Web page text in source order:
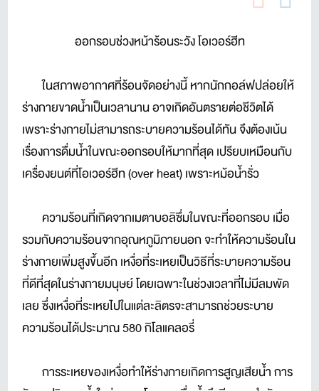
ออกรอบช่วงหน้าร้อนระวัง โอเวอร์ฮีท
ในสภาพอากาศที่ร้อนจัดอย่างนี้ หากนักกอล์ฟปล่อยให้
ร่างกายขาดน้ำเป็นเวลานาน อาจเกิดอันตรายต่อชีวิตได้
เพราะร่างกายไม่สามารถระบายความร้อนได้ทัน จึงต้องเน้น
เรื่องการดื่มน้ำในขณะออกรอบให้มากที่สุด เปรียบเหมือนกับ
เครื่องยนต์ที่โอเวอร์ฮีท (over heat) เพราะหม้อน้ำรั่ว
ความร้อนที่เกิดจากเมตาบอลิซึ่มในขณะที่ออกรอบ เมื่อ
รวมกับความร้อนจากอุณหภูมิภายนอก จะทำให้ความร้อนใน
ร่างกายเพิ่มสูงขึ้นอีก เหงื่อที่ระเหยเป็นวิธีที่ระบายความร้อน
ที่ดีที่สุดในร่างกายมนุษย์ โดยเฉพาะในช่วงเวลาที่ไม่มีลมพัด
เลย ซึ่งเหงื่อที่ระเหยไปในแต่ละลิตรจะสามารถช่วยระบาย
ความร้อนได้ประมาณ 580 กิโลแคลอรี่
การระเหยของเหงื่อทำให้ร่างกายเกิดการสูญเสียน้ำ การ